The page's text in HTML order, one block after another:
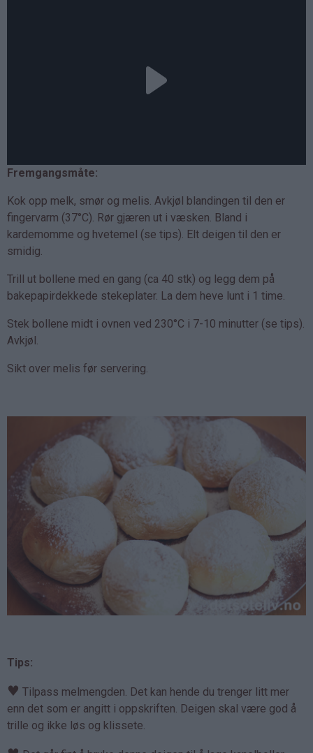
Fremgangsmåte:
Kok opp melk, smør og melis. Avkjøl blandingen til den er
fingervarm (37°C). Rør gjæren ut i væsken. Bland i
kardemomme og hvetemel (se tips). Elt deigen til den er
smidig.
Trill ut bollene med en gang (ca 40 stk) og legg dem på
bakepapirdekkede stekeplater. La dem heve lunt i 1 time.
Stek bollene midt i ovnen ved 230°C i 7-10 minutter (se tips).
Avkjøl.
Sikt over melis før servering.
Tips:
♥ Tilpass melmengden. Det kan hende du trenger litt mer
enn det som er angitt i oppskriften. Deigen skal være god å
trille og ikke løs og klissete.